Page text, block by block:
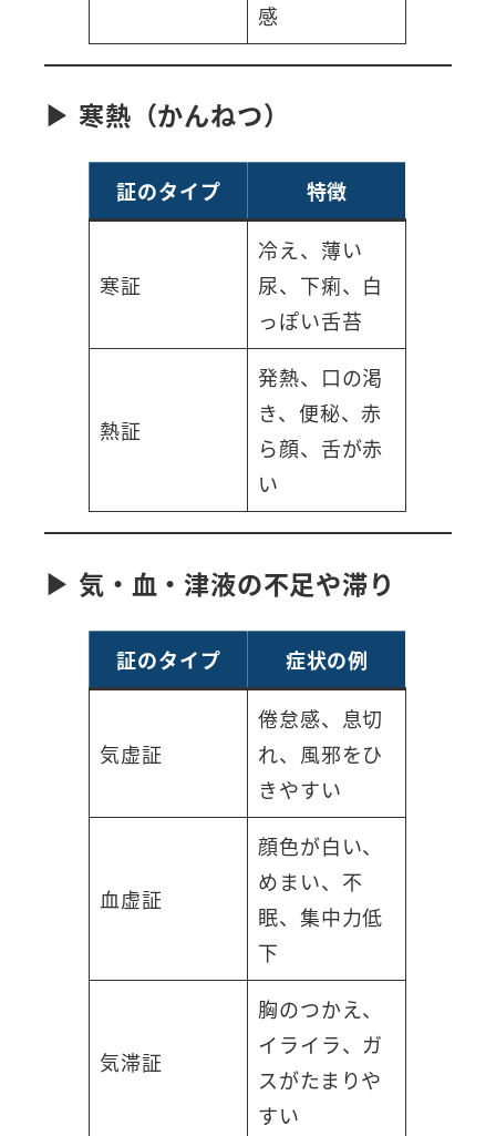
感
▶ 寒熱（かんねつ）
証のタイプ 特徴
寒証
冷え、薄い
尿、下痢、白
っぽい舌苔
熱証
発熱、口の渇
き、便秘、赤
ら顔、舌が赤
い
▶ 気・血・津液の不足や滞り
証のタイプ 症状の例
気虚証
倦怠感、息切
れ、風邪をひ
きやすい
血虚証
顔色が白い、
めまい、不
眠、集中力低
下
気滞証
胸のつかえ、
イライラ、ガ
スがたまりや
すい